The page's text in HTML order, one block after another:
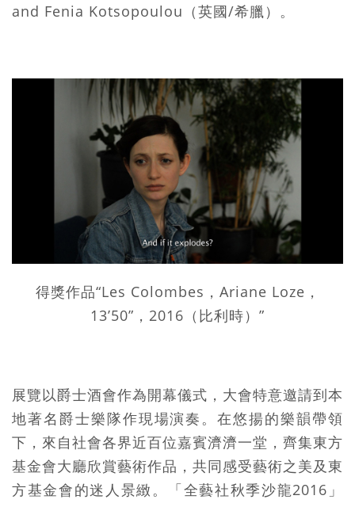
and Fenia Kotsopoulou（英國/希臘）。
得獎作品“Les Colombes，Ariane Loze，
13’50”，2016（比利時）”
展覽以爵士酒會作為開幕儀式，大會特意邀請到本
地著名爵士樂隊作現場演奏。在悠揚的樂韻帶領
下，來自社會各界近百位嘉賓濟濟一堂，齊集東方
基金會大廳欣賞藝術作品，共同感受藝術之美及東
方基金會的迷人景緻。「全藝社秋季沙龍2016」